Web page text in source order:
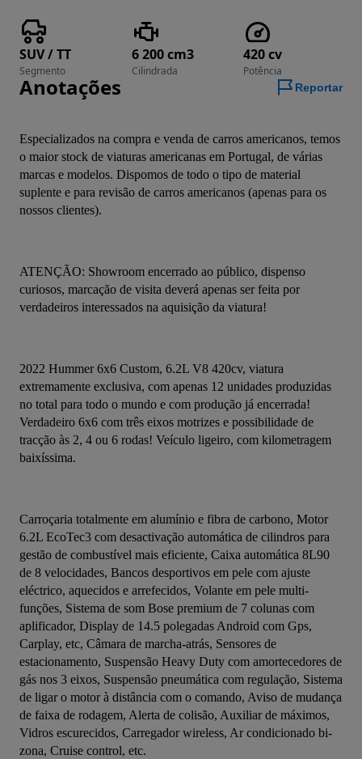
SUV / TT
Segmento
6 200 cm3
Cilindrada
420 cv
Potência
Anotações Reportar
Especializados na compra e venda de carros americanos, temos
o maior stock de viaturas americanas em Portugal, de várias
marcas e modelos. Dispomos de todo o tipo de material
suplente e para revisão de carros americanos (apenas para os
nossos clientes).
ATENÇÃO: Showroom encerrado ao público, dispenso
curiosos, marcação de visita deverá apenas ser feita por
verdadeiros interessados na aquisição da viatura!
2022 Hummer 6x6 Custom, 6.2L V8 420cv, viatura
extremamente exclusiva, com apenas 12 unidades produzidas
no total para todo o mundo e com produção já encerrada!
Verdadeiro 6x6 com três eixos motrizes e possibilidade de
tracção às 2, 4 ou 6 rodas! Veículo ligeiro, com kilometragem
baixíssima.
Carroçaria totalmente em alumínio e fibra de carbono, Motor
6.2L EcoTec3 com desactivação automática de cilindros para
gestão de combustível mais eficiente, Caixa automática 8L90
de 8 velocidades, Bancos desportivos em pele com ajuste
eléctrico, aquecidos e arrefecidos, Volante em pele multi-
funções, Sistema de som Bose premium de 7 colunas com
aplificador, Display de 14.5 polegadas Android com Gps,
Carplay, etc, Câmara de marcha-atrás, Sensores de
estacionamento, Suspensão Heavy Duty com amortecedores de
gás nos 3 eixos, Suspensão pneumática com regulação, Sistema
de ligar o motor à distância com o comando, Aviso de mudança
de faixa de rodagem, Alerta de colisão, Auxiliar de máximos,
Vidros escurecidos, Carregador wireless, Ar condicionado bi-
zona, Cruise control, etc.